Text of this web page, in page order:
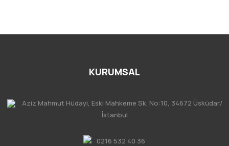
KURUMSAL
Aziz Mahmut Hüdayi, Eski Mahkeme Sk. No:10, 34672 Üsküdar/
İstanbul
0216 532 40 36